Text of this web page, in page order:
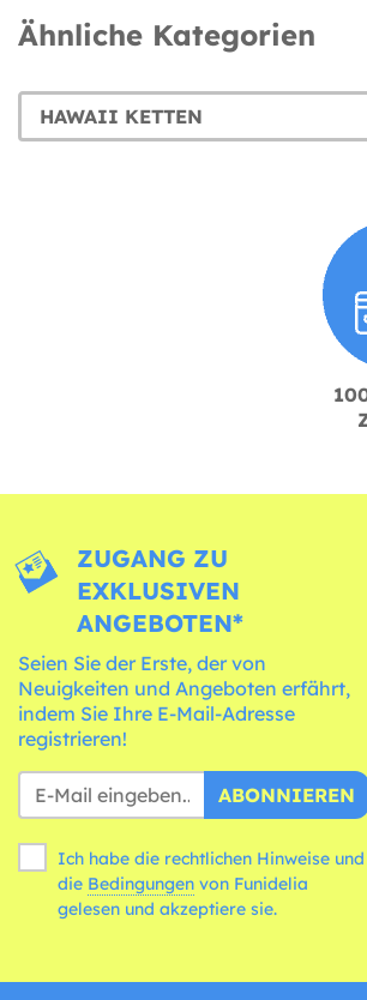
Ähnliche Kategorien
HAWAII KETTEN
ZUGANG ZU
EXKLUSIVEN
ANGEBOTEN*
Seien Sie der Erste, der von
Neuigkeiten und Angeboten erfährt,
indem Sie Ihre E-Mail-Adresse
registrieren!
ABONNIEREN
Ich habe die rechtlichen Hinweise und
die Bedingungen
gelesen und akzeptiere sie.